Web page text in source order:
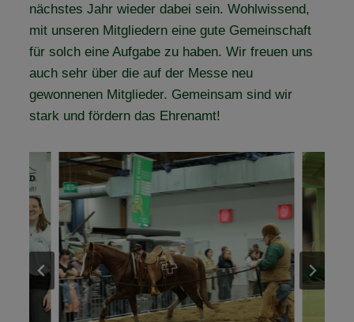
nächstes Jahr wieder dabei sein. Wohlwissend,
mit unseren Mitgliedern eine gute Gemeinschaft
für solch eine Aufgabe zu haben. Wir freuen uns
auch sehr über die auf der Messe neu
gewonnenen Mitglieder. Gemeinsam sind wir
stark und fördern das Ehrenamt!